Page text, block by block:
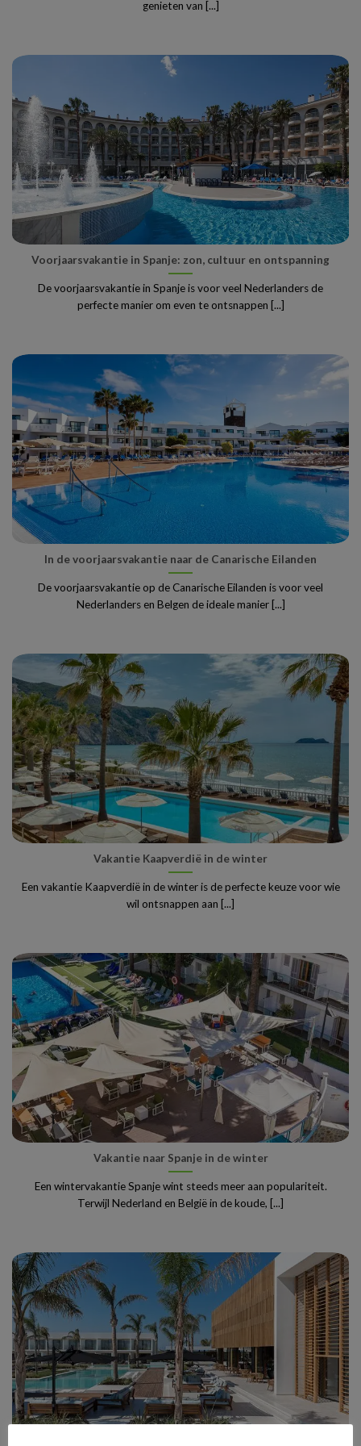
genieten van [...]
Voorjaarsvakantie in Spanje: zon, cultuur en ontspanning
De voorjaarsvakantie in Spanje is voor veel Nederlanders de
perfecte manier om even te ontsnappen [...]
In de voorjaarsvakantie naar de Canarische Eilanden
De voorjaarsvakantie op de Canarische Eilanden is voor veel
Nederlanders en Belgen de ideale manier [...]
Vakantie Kaapverdië in de winter
Een vakantie Kaapverdië in de winter is de perfecte keuze voor wie
wil ontsnappen aan [...]
Vakantie naar Spanje in de winter
Een wintervakantie Spanje wint steeds meer aan populariteit.
Terwijl Nederland en België in de koude, [...]